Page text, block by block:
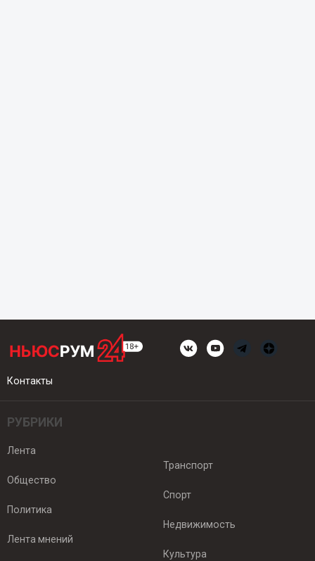
Контакты
РУБРИКИ
Лента
Общество
Политика
Лента мнений
Транспорт
Спорт
Недвижимость
Культура